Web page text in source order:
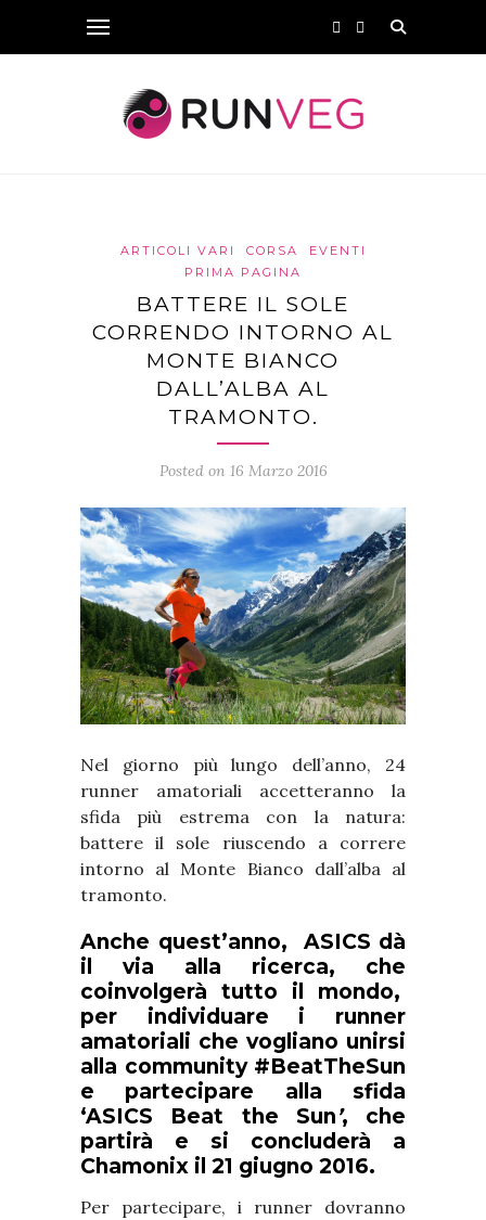
ARTICOLI VARI CORSA
EVENTI
PRIMA PAGINA
BATTERE IL SOLE
CORRENDO INTORNO AL
MONTE BIANCO
DALL’ALBA AL
TRAMONTO.
Posted on 16 Marzo 2016
Nel giorno più lungo dell’anno, 24
runner amatoriali accetteranno la
sfida più estrema con la natura:
battere il sole riuscendo a correre
intorno al Monte Bianco dall’alba al
tramonto.
Anche quest’anno, ASICS dà
il via alla ricerca, che
coinvolgerà tutto il mondo,
per individuare i runner
amatoriali che vogliano unirsi
alla community #BeatTheSun
e partecipare alla sfida
‘ASICS Beat the Sun’, che
partirà e si concluderà a
Chamonix il 21 giugno 2016.
Per partecipare, i runner dovranno